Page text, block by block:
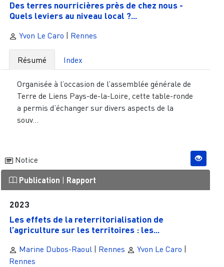
Des terres nourricières près de chez nous -
Quels leviers au niveau local ?...
Yvon Le Caro Rennes
Résumé Index
Organisée à l’occasion de l’assemblée générale de
Terre de Liens Pays-de-la-Loire, cette table-ronde
a permis d’échanger sur divers aspects de la
souv...
Notice
Publication Rapport
2023
Les effets de la reterritorialisation de
l’agriculture sur les territoires : les...
Marine Dubos-Raoul| Rennes Yvon Le Caro
Rennes